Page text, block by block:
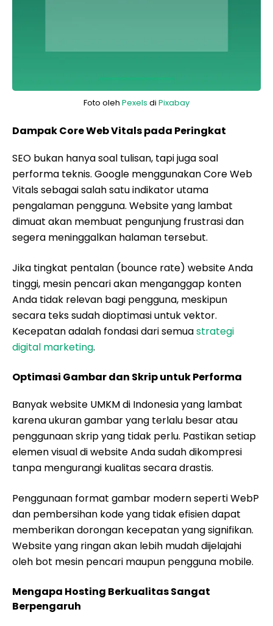
Foto oleh Pexels di Pixabay
Dampak Core Web Vitals pada Peringkat
SEO bukan hanya soal tulisan, tapi juga soal
performa teknis. Google menggunakan Core Web
Vitals sebagai salah satu indikator utama
pengalaman pengguna. Website yang lambat
dimuat akan membuat pengunjung frustrasi dan
segera meninggalkan halaman tersebut.
Jika tingkat pentalan (bounce rate) website Anda
tinggi, mesin pencari akan menganggap konten
Anda tidak relevan bagi pengguna, meskipun
secara teks sudah dioptimasi untuk vektor.
Kecepatan adalah fondasi dari semuastrategi
digital marketing.
Optimasi Gambar dan Skrip untuk Performa
Banyak website UMKM di Indonesia yang lambat
karena ukuran gambar yang terlalu besar atau
penggunaan skrip yang tidak perlu. Pastikan setiap
elemen visual di website Anda sudah dikompresi
tanpa mengurangi kualitas secara drastis.
Penggunaan format gambar modern seperti WebP
dan pembersihan kode yang tidak efisien dapat
memberikan dorongan kecepatan yang signifikan.
Website yang ringan akan lebih mudah dijelajahi
oleh bot mesin pencari maupun pengguna mobile.
Mengapa Hosting Berkualitas Sangat
Berpengaruh